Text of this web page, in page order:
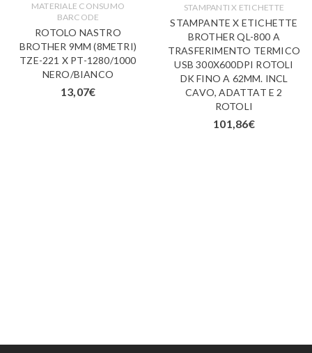
MATERIALE CONSUMO
BARCODE
ROTOLO NASTRO
BROTHER 9MM (8METRI)
TZE-221 X PT-1280/1000
NERO/BIANCO
13,07€
STAMPANTI X ETICHETTE
STAMPANTE X ETICHETTE
BROTHER QL-800 A
TRASFERIMENTO TERMICO
USB 300X600DPI ROTOLI
DK FINO A 62MM. INCL
CAVO, ADATTAT E 2
ROTOLI
101,86€